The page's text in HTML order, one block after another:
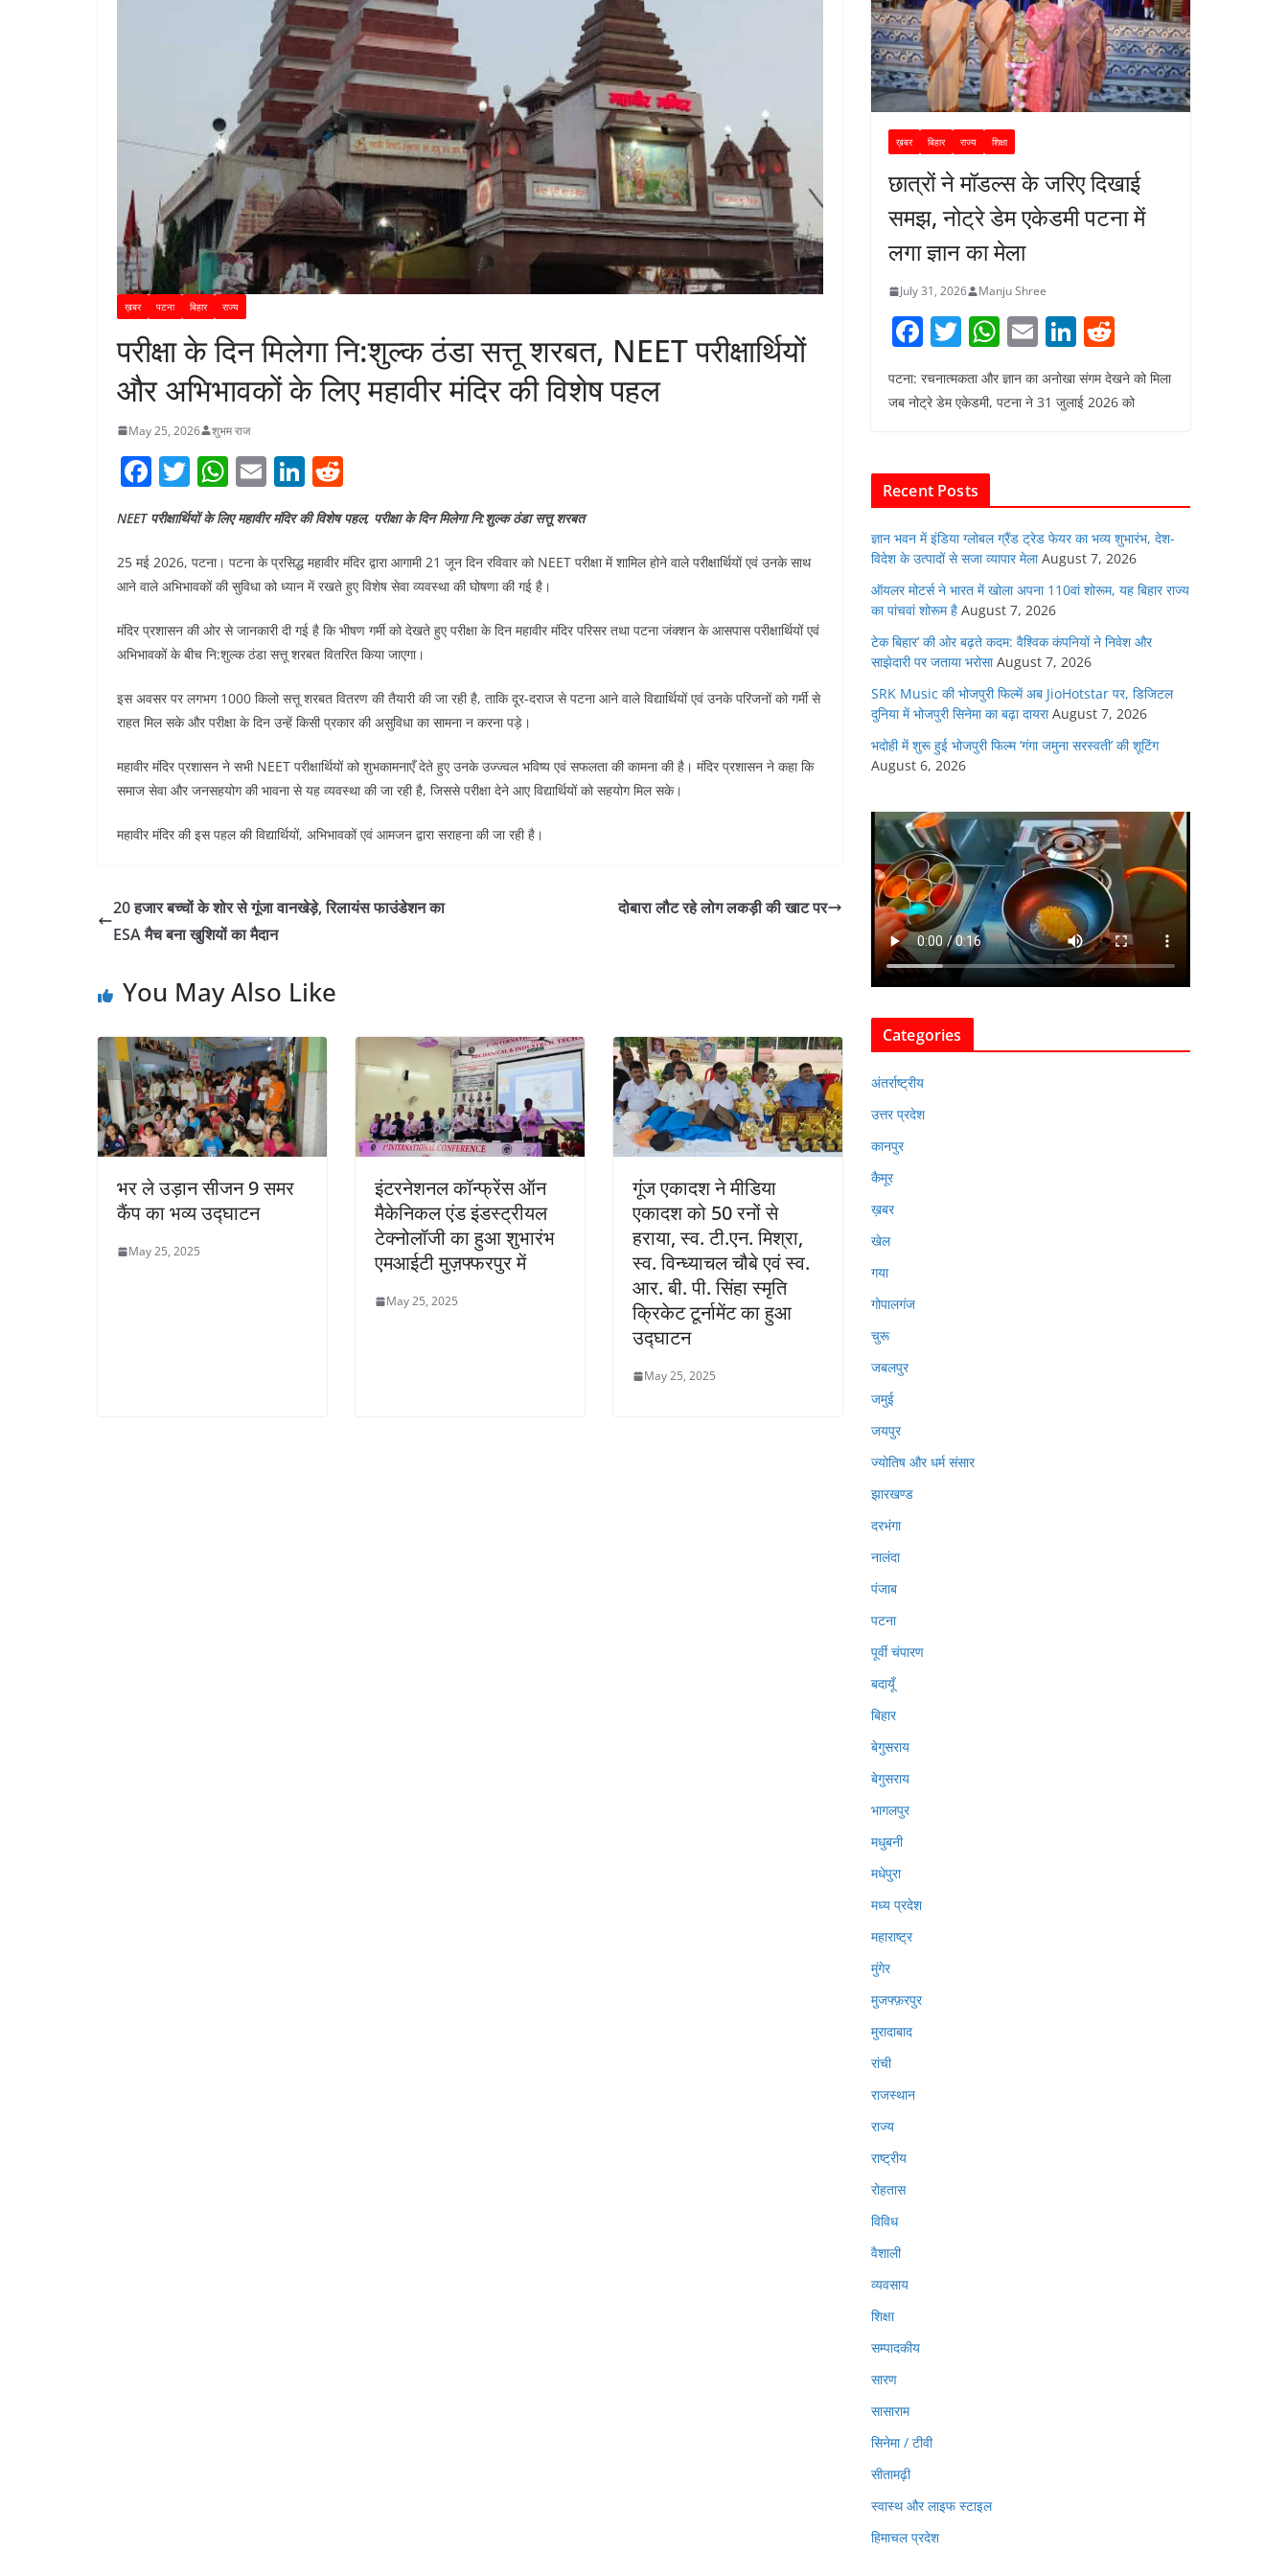
ख़बर पटना बिहार राज्य
परीक्षा के दिन मिलेगा नि:शुल्क ठंडा सत्तू शरबत, NEET परीक्षार्थियों
और अभिभावकों के लिए महावीर मंदिर की विशेष पहल
May 25, 2026 शुभम राज
F
a
c
e
b
o
o
k
T
w
itt
er
W
at
s
A
p
p
E
m
ai
l
Li
n
k
e
dI
n
d
di
t
NEET परीक्षार्थियों के लिए महावीर मंदिर की विशेष पहल, परीक्षा के दिन मिलेगा नि:शुल्क ठंडा सत्तू शरबत
25 मई 2026, पटना। पटना के प्रसिद्ध महावीर मंदिर द्वारा आगामी 21 जून दिन रविवार को NEET परीक्षा में शामिल होने वाले परीक्षार्थियों एवं उनके साथ
आने वाले अभिभावकों की सुविधा को ध्यान में रखते हुए विशेष सेवा व्यवस्था की घोषणा की गई है।
मंदिर प्रशासन की ओर से जानकारी दी गई है कि भीषण गर्मी को देखते हुए परीक्षा के दिन महावीर मंदिर परिसर तथा पटना जंक्शन के आसपास परीक्षार्थियों एवं
अभिभावकों के बीच नि:शुल्क ठंडा सत्तू शरबत वितरित किया जाएगा।
इस अवसर पर लगभग 1000 किलो सत्तू शरबत वितरण की तैयारी की जा रही है, ताकि दूर-दराज से पटना आने वाले विद्यार्थियों एवं उनके परिजनों को गर्मी से
राहत मिल सके और परीक्षा के दिन उन्हें किसी प्रकार की असुविधा का सामना न करना पड़े।
महावीर मंदिर प्रशासन ने सभी NEET परीक्षार्थियों को शुभकामनाएँ देते हुए उनके उज्ज्वल भविष्य एवं सफलता की कामना की है। मंदिर प्रशासन ने कहा कि
समाज सेवा और जनसहयोग की भावना से यह व्यवस्था की जा रही है, जिससे परीक्षा देने आए विद्यार्थियों को सहयोग मिल सके।
महावीर मंदिर की इस पहल की विद्यार्थियों, अभिभावकों एवं आमजन द्वारा सराहना की जा रही है।
20 हजार बच्चों के शोर से गूंजा वानखेड़े, रिलायंस फाउंडेशन का
ESA मैच बना खुशियों का मैदान
दोबारा लौट रहे लोग लकड़ी की खाट पर
You May Also Like
भर ले उड़ान सीजन 9 समर
कैंप का भव्य उद्घाटन
May 25, 2025
इंटरनेशनल कॉन्फ्रेंस ऑन
मैकेनिकल एंड इंडस्ट्रीयल
टेक्नोलॉजी का हुआ शुभारंभ
एमआईटी मुज़फ्फरपुर में
May 25, 2025
गूंज एकादश ने मीडिया
एकादश को 50 रनों से
हराया, स्व. टी.एन. मिश्रा,
स्व. विन्ध्याचल चौबे एवं स्व.
आर. बी. पी. सिंहा स्मृति
क्रिकेट टूर्नामेंट का हुआ
उद्घाटन
May 25, 2025
ख़बर बिहार राज्य शिक्षा
छात्रों ने मॉडल्स के जरिए दिखाई
समझ, नोट्रे डेम एकेडमी पटना में
लगा ज्ञान का मेला
July 31, 2026 Manju Shree
F
c
e
o
o
k
T
itt
W
at
p
E
m
ai
Li
n
k
e
e
d
पटना: रचनात्मकता और ज्ञान का अनोखा संगम देखने को मिला
जब नोट्रे डेम एकेडमी, पटना ने 31 जुलाई 2026 को
Recent Posts
ज्ञान भवन में इंडिया ग्लोबल ग्रैंड ट्रेड फेयर का भव्य शुभारंभ, देश-
विदेश के उत्पादों से सजा व्यापार मेला August 7, 2026
ऑयलर मोटर्स ने भारत में खोला अपना 110वां शोरूम, यह बिहार राज्य
का पांचवां शोरूम है August 7, 2026
टेक बिहार’ की ओर बढ़ते कदम: वैश्विक कंपनियों ने निवेश और
साझेदारी पर जताया भरोसा August 7, 2026
SRK Music की भोजपुरी फिल्में अब JioHotstar पर, डिजिटल
दुनिया में भोजपुरी सिनेमा का बढ़ा दायरा August 7, 2026
भदोही में शुरू हुई भोजपुरी फिल्म ‘गंगा जमुना सरस्वती’ की शूटिंग
August 6, 2026
Categories
अंतर्राष्ट्रीय
उत्तर प्रदेश
कानपुर
कैमूर
ख़बर
खेल
गया
गोपालगंज
चुरू
जबलपुर
जमुई
जयपुर
ज्योतिष और धर्म संसार
झारखण्ड
दरभंगा
नालंदा
पंजाब
पटना
पूर्वी चंपारण
बदायूँ
बिहार
बेगुसराय
बेगुसराय
भागलपुर
मधुबनी
मधेपुरा
मध्य प्रदेश
महाराष्ट्र
मुंगेर
मुजफ्फ़रपुर
मुरादाबाद
रांची
राजस्थान
राज्य
राष्ट्रीय
रोहतास
विविध
वैशाली
व्यवसाय
शिक्षा
सम्पादकीय
सारण
सासाराम
सिनेमा / टीवी
सीतामढ़ी
स्वास्थ और लाइफ स्टाइल
हिमाचल प्रदेश